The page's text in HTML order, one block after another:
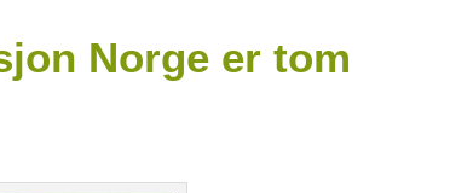
Norge er tom